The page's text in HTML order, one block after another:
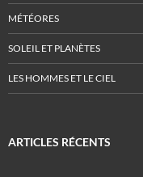
MÉTÉORES
SOLEIL ET PLANÈTES
LES HOMMES ET LE CIEL
ARTICLES RÉCENTS